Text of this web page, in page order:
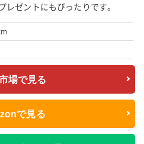
ゼントにもぴったりです。
場で見る
で見る